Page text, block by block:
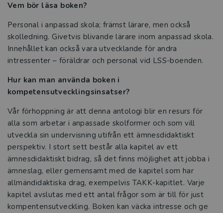
Läs – i alla ämnen
Från forskning till framgång i
klassrummet
De vill stärka lärares resiliens i
yrkesvardagen
Vikten av en skola som främjar läsande
och skrivande
Tre snabba frågor om Språkliga
svårigheter i skolan
Värdeskapande lärande ger djupare
lärande i skolan
Vem bör läsa boken?
Personal i anpassad skola; främst lärare, men också
skolledning. Givetvis blivande lärare inom anpassad skola.
Innehållet kan också vara utvecklande för andra
intressenter – föräldrar och personal vid LSS-boenden.
Hur kan man använda boken i
kompetensutvecklingsinsatser?
Vår förhoppning är att denna antologi blir en resurs för
alla som arbetar i anpassade skolformer och som vill
utveckla sin undervisning utifrån ett ämnesdidaktiskt
perspektiv. I stort sett består alla kapitel av ett
ämnesdidaktiskt bidrag, så det finns möjlighet att jobba i
ämneslag, eller gemensamt med de kapitel som har
allmändidaktiska drag, exempelvis TAKK-kapitlet. Varje
kapitel avslutas med ett antal frågor som är till för just
kompentensutveckling. Boken kan väcka intresse och ge